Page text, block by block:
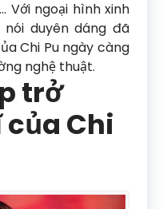
Với ngoại hình xinh
duyên dáng đã
Chi Pu ngày càng
nghệ thuật.
trở
Chi